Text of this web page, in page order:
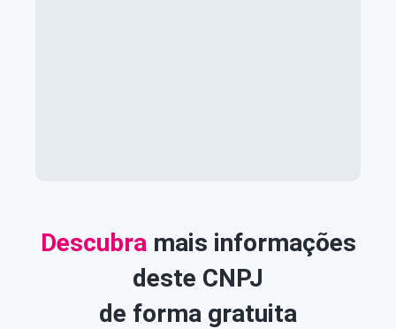
Descubra mais informações
deste CNPJ
de forma gratuita